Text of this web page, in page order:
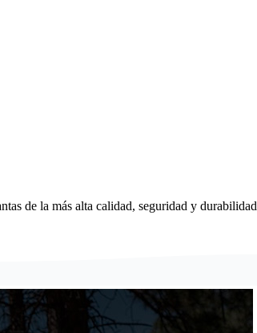
de la más alta calidad, seguridad y durabilidad